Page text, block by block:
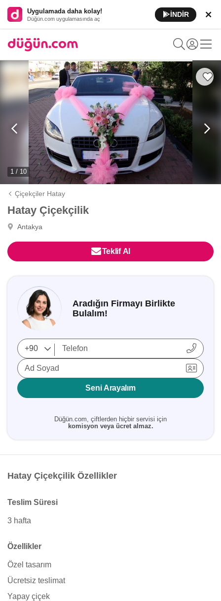
Uygulamada daha kolay!
Düğün.com uygulamasında aç
İNDİR
1 / 10
Çiçekçiler Hatay
Hatay Çiçekçilik
Antakya
Teklif Al
Aradığın Firmayı Birlikte
Bulalım!
Ad Soyad
Seni Arayalım
Düğün.com, çiftlerden hiçbir servisi için
komisyon veya ücret almaz.
Hatay Çiçekçilik Özellikler
Teslim Süresi
3 hafta
Özellikler
Özel tasarım
Ücretsiz teslimat
Yapay çiçek